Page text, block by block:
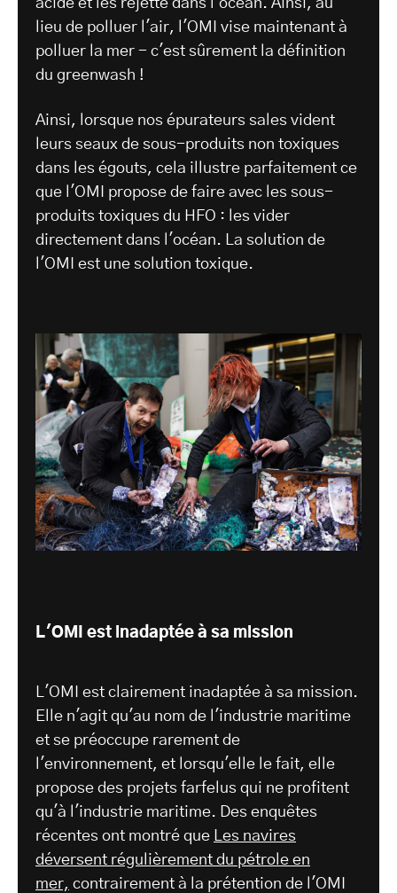
acide et les rejette dans l'océan. Ainsi, au
lieu de polluer l'air, l'OMI vise maintenant à
polluer la mer - c'est sûrement la définition
du greenwash !
Ainsi, lorsque nos épurateurs sales vident
leurs seaux de sous-produits non toxiques
dans les égouts, cela illustre parfaitement ce
que l'OMI propose de faire avec les sous-
produits toxiques du HFO : les vider
directement dans l'océan. La solution de
l'OMI est une solution toxique.
L'OMI est inadaptée à sa mission
L'OMI est clairement inadaptée à sa mission.
Elle n'agit qu'au nom de l'industrie maritime
et se préoccupe rarement de
l'environnement, et lorsqu'elle le fait, elle
propose des projets farfelus qui ne profitent
qu'à l'industrie maritime. Des enquêtes
récentes ont montré que Les navires
déversent régulièrement du pétrole en
mer, contrairement à la prétention de l'OMI